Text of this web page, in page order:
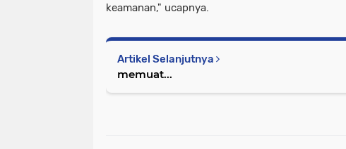
keamanan," ucapnya.
Artikel Selanjutnya
memuat...